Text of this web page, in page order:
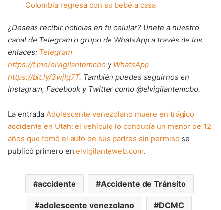
Colombia regresa con su bebé a casa
¿Deseas recibir noticias en tu celular? Únete a nuestro
canal de Telegram o grupo de WhatsApp a través de los
enlaces: Telegram
https://t.me/elvigilantemcbo y WhatsApp
https://bit.ly/3wjIg7T. También puedes seguirnos en
Instagram, Facebook y Twitter como @elvigilantemcbo.
La entrada Adolescente venezolano muere en trágico
accidente en Utah: el vehículo lo conducía un menor de 12
años que tomó el auto de sus padres sin permiso se
publicó primero en elvigilanteweb.com.
accidente Accidente de Tránsito
adolescente venezolano DCMC